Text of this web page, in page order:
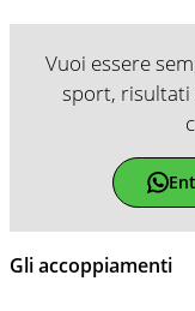
Vuoi essere
sport, risultati
Gli accoppiamenti